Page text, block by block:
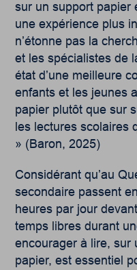
sur un support papier
une expérience plus
n’étonne pas la
et les spécialistes de
état d’une meilleure
enfants et les jeunes
papier plutôt que sur
les lectures scolaires
» ( Baron, 2025)
Considérant qu’au
secondaire passent
heures par jour
temps libres durant
encourager à lire, sur
papier, est essentiel